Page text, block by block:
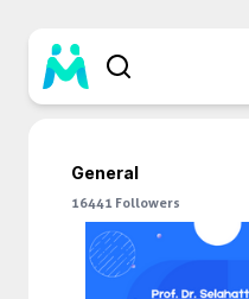
General
16441 Followers